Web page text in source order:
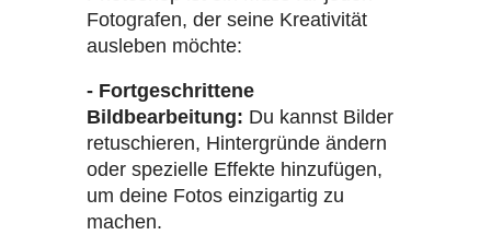
Fotografen, der seine Kreativität
ausleben möchte:
- Fortgeschrittene
Bildbearbeitung: Du kannst Bilder
retuschieren, Hintergründe ändern
oder spezielle Effekte hinzufügen,
um deine Fotos einzigartig zu
machen.